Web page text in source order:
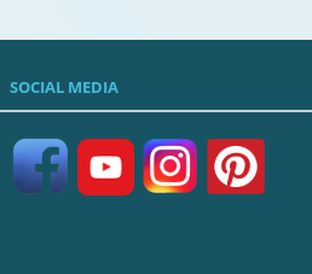
SOCIAL MEDIA